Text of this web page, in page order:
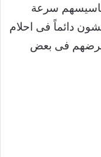
سرعة
دائماً فى احلام
فى بعض